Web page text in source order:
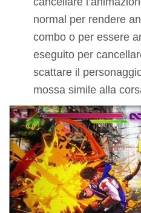
normal per rendere
combo o per essere
eseguito per
scattare il
mossa simile alla